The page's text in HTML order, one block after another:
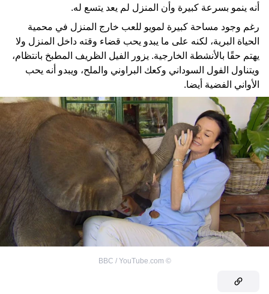
أنه ينمو بسرعة كبيرة وأن المنزل لم يعد يتسع له.
رغم وجود مساحة كبيرة لمويو للعب خارج المنزل في محمية
الحياة البرية، لكنه على ما يبدو يحب قضاء وقته داخل المنزل ولا
يهتم حقًا بالأنشطة الخارجية. يزور الفيل الظريف المطبخ بانتظام،
ويتناول الفول السوداني وكعك البراوني والملح، ويبدو أنه يحب
الأواني الفضية أيضا.
©
BBC / YouTube.com